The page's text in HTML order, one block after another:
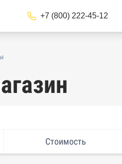
+7 (800) 222-45-12
Стоимость